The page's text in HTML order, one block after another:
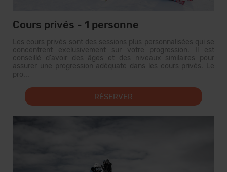
Cours privés - 1 personne
Les cours privés sont des sessions plus personnalisées qui se
concentrent exclusivement sur votre progression. Il est
conseillé d'avoir des âges et des niveaux similaires pour
assurer une progression adéquate dans les cours privés. Le
pro...
RÉSERVER